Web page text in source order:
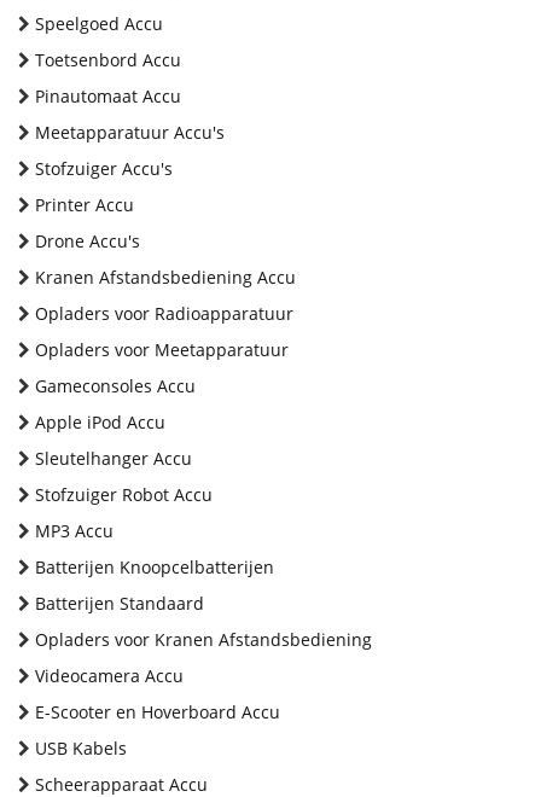
Speelgoed Accu
Toetsenbord Accu
Pinautomaat Accu
Meetapparatuur Accu's
Stofzuiger Accu's
Printer Accu
Drone Accu's
Kranen Afstandsbediening Accu
Opladers voor Radioapparatuur
Opladers voor Meetapparatuur
Gameconsoles Accu
Apple iPod Accu
Sleutelhanger Accu
Stofzuiger Robot Accu
MP3 Accu
Batterijen Knoopcelbatterijen
Batterijen Standaard
Opladers voor Kranen Afstandsbediening
Videocamera Accu
E-Scooter en Hoverboard Accu
USB Kabels
Scheerapparaat Accu